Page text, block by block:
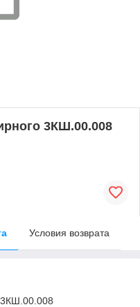
3КШ.00.008
Условия возврата